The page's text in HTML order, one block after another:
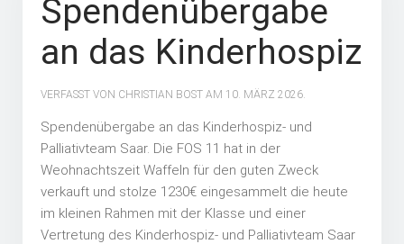
Spendenübergabe
an das Kinderhospiz
VERFASST VON CHRISTIAN BOST AM 10. MÄRZ 2026.
Spendenübergabe an das Kinderhospiz- und
Palliativteam Saar. Die FOS 11 hat in der
Weohnachtszeit Waffeln für den guten Zweck
verkauft und stolze 1230€ eingesammelt die heute
im kleinen Rahmen mit der Klasse und einer
Vertretung des Kinderhospiz- und Palliativteam Saar